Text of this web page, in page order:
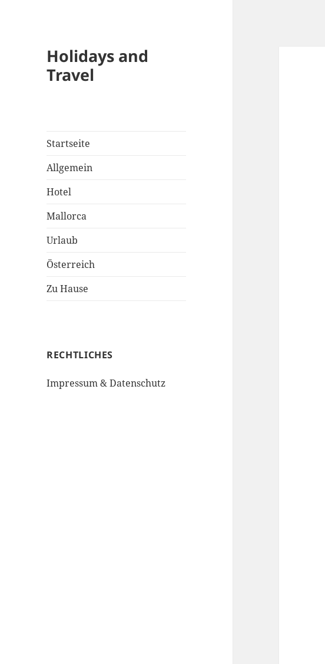
Holidays and
Travel
Startseite
Allgemein
Hotel
Mallorca
Urlaub
Österreich
Zu Hause
RECHTLICHES
Impressum & Datenschutz